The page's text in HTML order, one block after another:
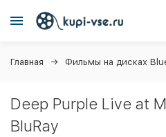
Главная Фильмы на дисках
Deep Purple Live at
BluRay